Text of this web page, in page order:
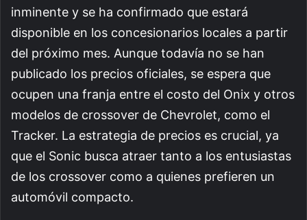
inminente y se ha confirmado que estará
disponible en los concesionarios locales a partir
del próximo mes. Aunque todavía no se han
publicado los precios oficiales, se espera que
ocupen una franja entre el costo del Onix y otros
modelos de crossover de Chevrolet, como el
Tracker. La estrategia de precios es crucial, ya
que el Sonic busca atraer tanto a los entusiastas
de los crossover como a quienes prefieren un
automóvil compacto.